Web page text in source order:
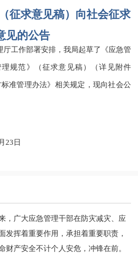
征求意见稿）向社会征求
见的公告
厅工作部署安排，我局起草了《应急管
规范》（征求意见稿）（详见附件
准管理办法》相关规定，现向社会公
23日
见建议以书面信函或电子邮件的形式反
通市崇川区青年西路38号港口大厦。
，广大应急管理干部在防灾减灾、应
发挥着重要作用，承担着重要职责，
财产安全不计个人安危，冲锋在前。